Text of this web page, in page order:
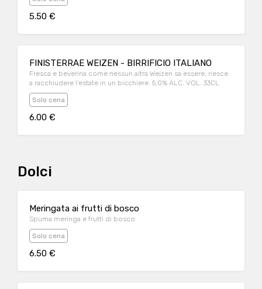
5.50 €
FINISTERRAE WEIZEN - BIRRIFICIO ITALIANO
Fresca e beverina come nessun altra Weizen sa essere, riesce
a racchiudere l’estate in un bicchiere. 5,0% ALC. VOL. 33CL
Solo cena
6.00 €
Dolci
Meringata ai frutti di bosco
Spuma meringa e frutti di bosco
Solo cena
6.50 €